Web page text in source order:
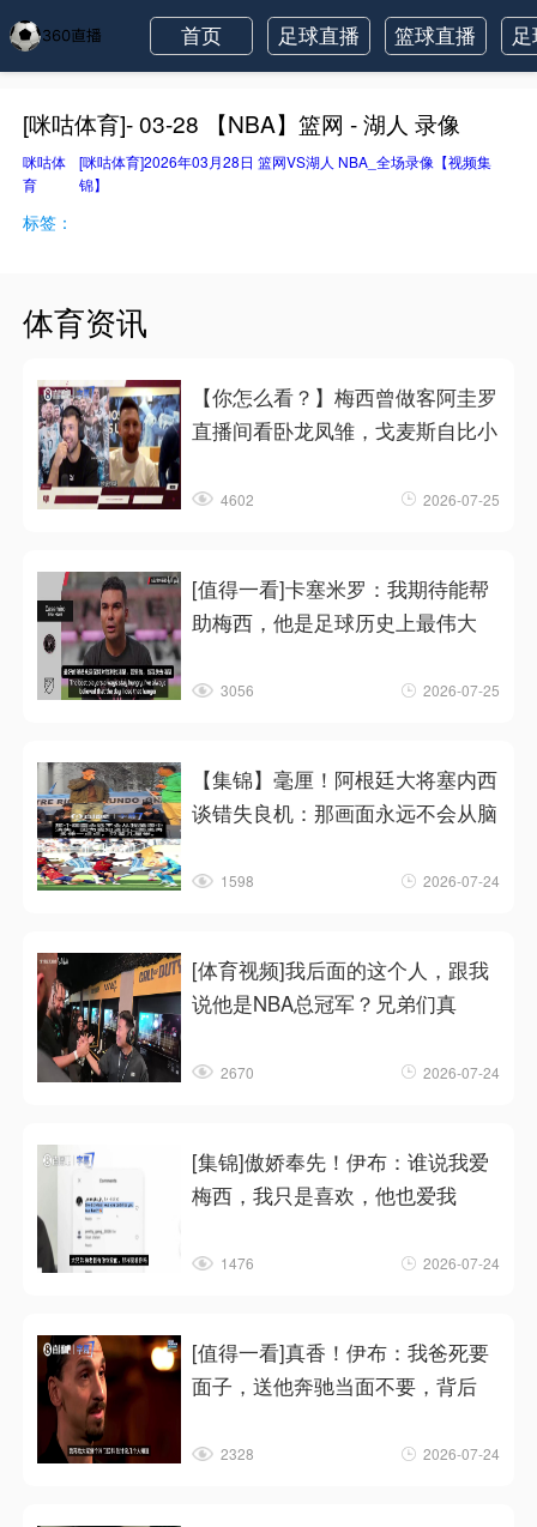
首页 足球直播 篮球直播
[咪咕体育]- 03-28 【NBA】篮网 - 湖人 录像
咪咕体
育
[咪咕体育]2026年03月28日 篮网VS湖人 NBA_全场录像【视频集
锦】
标签：
体育资讯
【你怎么看？】梅西曾做客阿圭罗
直播间看卧龙凤雏，戈麦斯自比小
4602 2026-07-25
[值得一看]卡塞米罗：我期待能帮
助梅西，他是足球历史上最伟大
3056 2026-07-25
【集锦】毫厘！阿根廷大将塞内西
谈错失良机：那画面永远不会从脑
1598 2026-07-24
[体育视频]我后面的这个人，跟我
说他是NBA总冠军？兄弟们真
2670 2026-07-24
[集锦]傲娇奉先！伊布：谁说我爱
梅西，我只是喜欢，他也爱我
1476 2026-07-24
[值得一看]真香！伊布：我爸死要
面子，送他奔驰当面不要，背后
2328 2026-07-24